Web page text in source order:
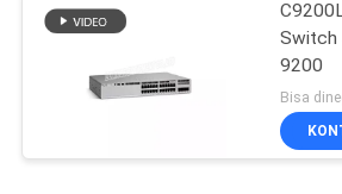
Switch
9200